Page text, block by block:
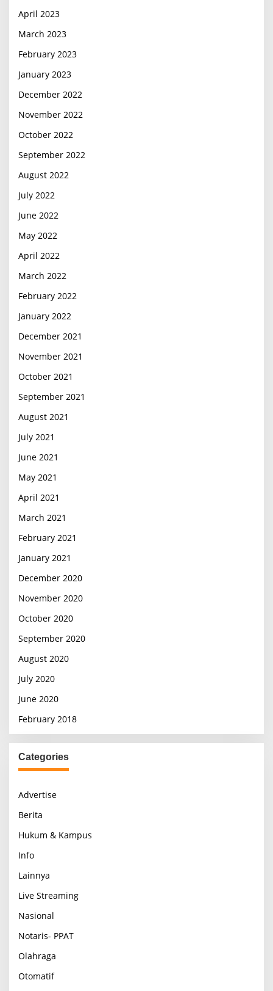
April 2023
March 2023
February 2023
January 2023
December 2022
November 2022
October 2022
September 2022
August 2022
July 2022
June 2022
May 2022
April 2022
March 2022
February 2022
January 2022
December 2021
November 2021
October 2021
September 2021
August 2021
July 2021
June 2021
May 2021
April 2021
March 2021
February 2021
January 2021
December 2020
November 2020
October 2020
September 2020
August 2020
July 2020
June 2020
February 2018
Categories
Advertise
Berita
Hukum & Kampus
Info
Lainnya
Live Streaming
Nasional
Notaris- PPAT
Olahraga
Otomatif